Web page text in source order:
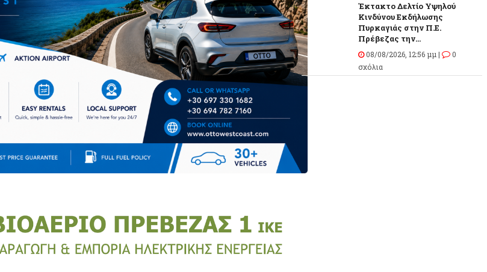
Έκτακτο Δελτίο Υψηλού
Κινδύνου Εκδήλωσης
Πυρκαγιάς στην Π.Ε.
Πρέβεζας την...
08/08/2026, 12:56 μμ |
0
σχόλια